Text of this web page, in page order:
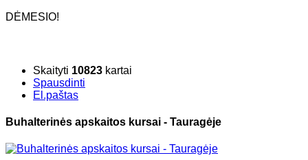
DĖMESIO!
Skaityti 10823 kartai
Spausdinti
El.paštas
Buhalterinės apskaitos kursai - Tauragėje